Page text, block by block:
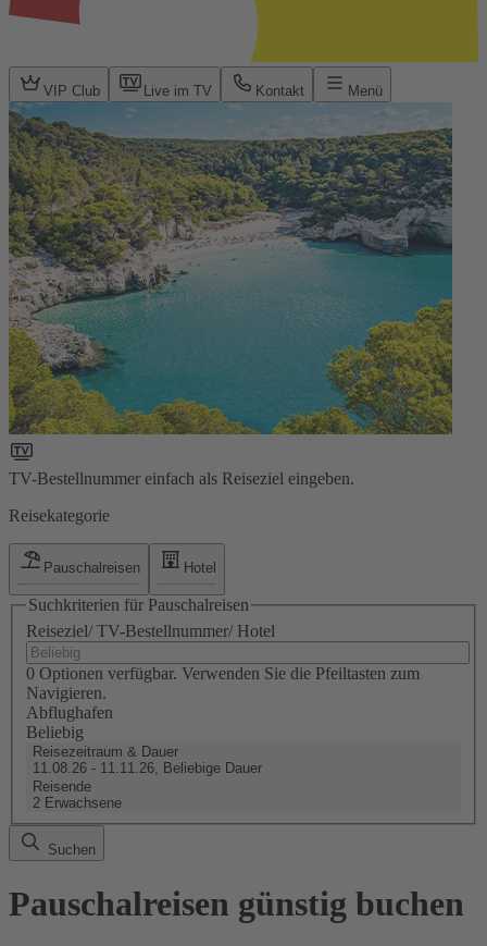
VIP Club Live im TV Kontakt Menü
TV-Bestellnummer einfach als Reiseziel eingeben.
Reisekategorie
Pauschalreisen Hotel
Suchkriterien für Pauschalreisen
Reiseziel/ TV-Bestellnummer/ Hotel
0 Optionen verfügbar. Verwenden Sie die Pfeiltasten zum
Navigieren.
Abflughafen
Beliebig
Reisezeitraum & Dauer
11.08.26 - 11.11.26, Beliebige Dauer
Reisende
2 Erwachsene
Suchen
Pauschalreisen günstig buchen